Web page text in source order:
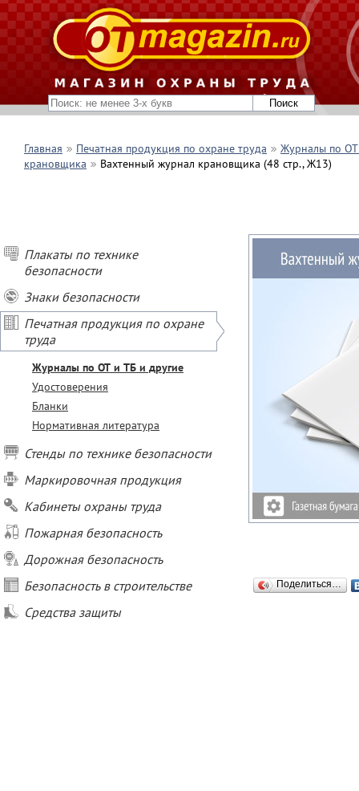
Главная Печатная продукция по охране труда
Журналы по
крановщика
Вахтенный журнал крановщика (48 стр., Ж13)
Плакаты по технике
безопасности
Знаки безопасности
Печатная продукция по охране
труда
Журналы по ОТ и ТБ и другие
Удостоверения
Бланки
Нормативная литература
Стенды по технике безопасности
Маркировочная продукция
Кабинеты охраны труда
Пожарная безопасность
Дорожная безопасность
Безопасность в строительстве
Средства защиты
Поделиться…